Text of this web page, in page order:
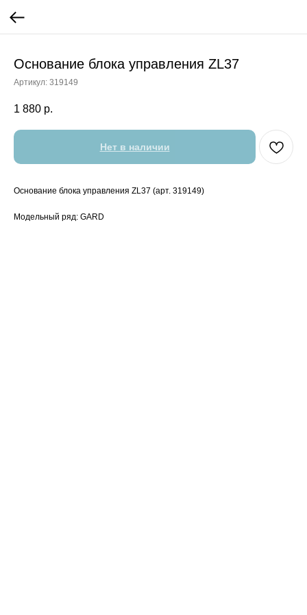
Основание блока управления ZL37
Артикул: 319149
1 880 р.
Нет в наличии
Основание блока управления ZL37 (арт. 319149)
Модельный ряд: GARD